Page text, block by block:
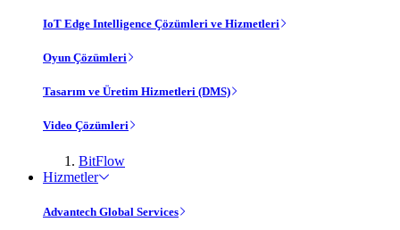
IoT Edge Intelligence Çözümleri ve Hizmetleri
Oyun Çözümleri
Tasarım ve Üretim Hizmetleri (DMS)
Video Çözümleri
BitFlow
Hizmetler
Advantech Global Services